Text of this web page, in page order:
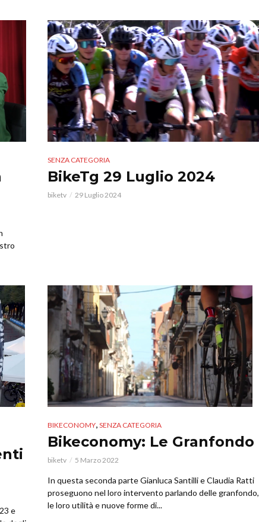
SENZA CATEGORIA
BikeTg 29 Luglio 2024
biketv 29 Luglio 2024
e
BIKECONOMY SENZA CATEGORIA
Bikeconomy: Le Granfondo
biketv 5 Marzo 2022
In questa seconda parte Gianluca Santilli e Claudia Ratti
proseguono nel loro intervento parlando delle granfondo,
le loro utilità e nuove forme di...